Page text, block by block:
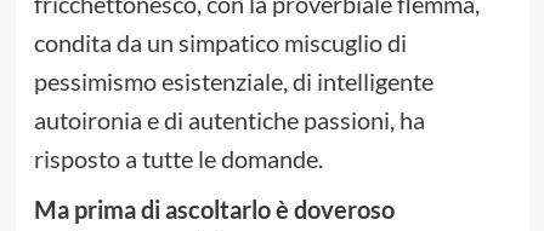
condita da un simpatico miscuglio di
pessimismo esistenziale, di intelligente
autoironia e di autentiche passioni, ha
risposto a tutte le domande.
Ma prima di ascoltarlo è doveroso